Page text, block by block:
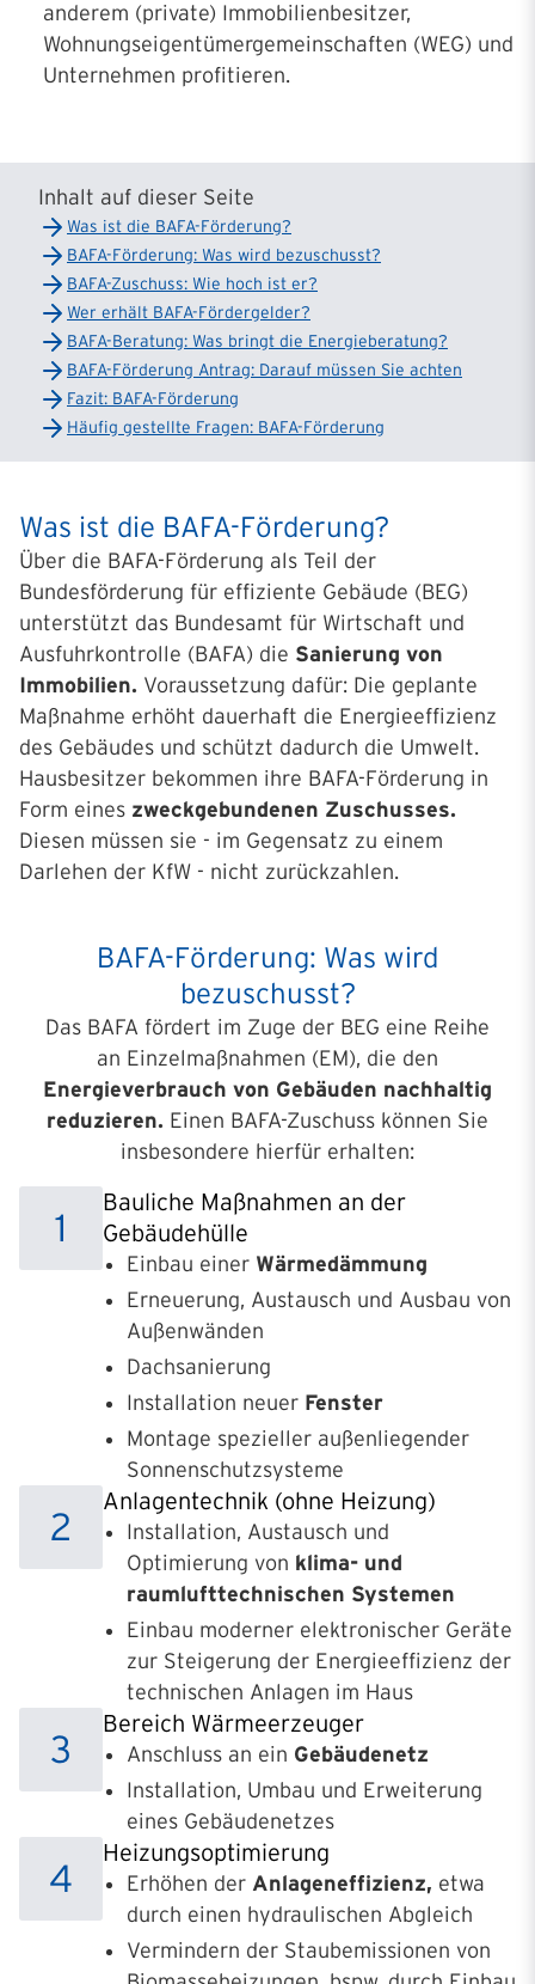
anderem (private) Immobilienbesitzer,
Wohnungseigentümergemeinschaften (WEG) und
Unternehmen profitieren.
Inhalt auf dieser Seite
Was ist die BAFA-Förderung?
BAFA-Förderung: Was wird bezuschusst?
BAFA-Zuschuss: Wie hoch ist er?
Wer erhält BAFA-Fördergelder?
BAFA-Beratung: Was bringt die Energieberatung?
BAFA-Förderung Antrag: Darauf müssen Sie achten
Fazit: BAFA-Förderung
Häufig gestellte Fragen: BAFA-Förderung
Was ist die BAFA-Förderung?
Über die BAFA-Förderung als Teil der
Bundesförderung für effiziente Gebäude (BEG)
unterstützt das Bundesamt für Wirtschaft und
Ausfuhrkontrolle (BAFA) die Sanierung von
Immobilien. Voraussetzung dafür: Die geplante
Maßnahme erhöht dauerhaft die Energieeffizienz
des Gebäudes und schützt dadurch die Umwelt.
Hausbesitzer bekommen ihre BAFA-Förderung in
Form eines zweckgebundenen Zuschusses.
Diesen müssen sie - im Gegensatz zu einem
Darlehen der KfW - nicht zurückzahlen.
BAFA-Förderung: Was wird
bezuschusst?
Das BAFA fördert im Zuge der BEG eine Reihe
an Einzelmaßnahmen (EM), die den
Energieverbrauch von Gebäuden nachhaltig
reduzieren. Einen BAFA-Zuschuss können Sie
insbesondere hierfür erhalten:
1
Bauliche Maßnahmen an der
Gebäudehülle
Einbau einer Wärmedämmung
Erneuerung, Austausch und Ausbau von
Außenwänden
Dachsanierung
Installation neuer Fenster
Montage spezieller außenliegender
Sonnenschutzsysteme
2
Anlagentechnik (ohne Heizung)
Installation, Austausch und
Optimierung von klima- und
raumlufttechnischen Systemen
Einbau moderner elektronischer Geräte
zur Steigerung der Energieeffizienz der
technischen Anlagen im Haus
3
Bereich Wärmeerzeuger
Anschluss an ein Gebäudenetz
Installation, Umbau und Erweiterung
eines Gebäudenetzes
4
Heizungsoptimierung
Erhöhen der Anlageneffizienz, etwa
durch einen hydraulischen Abgleich
Vermindern der Staubemissionen von